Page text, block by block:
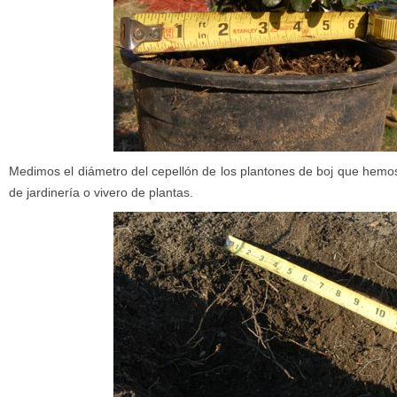
Medimos el diámetro del cepellón de los plantones de boj que
de jardinería o vivero de plantas.